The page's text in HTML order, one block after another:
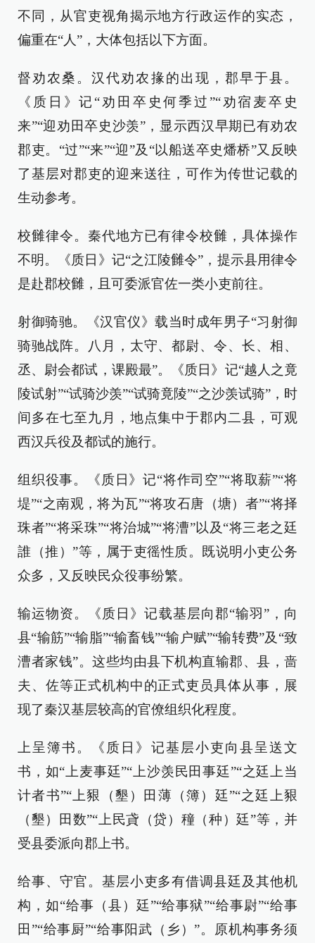
不同，从官吏视角揭示地方行政运作的实态，
偏重在“人”，大体包括以下方面。
督劝农桑。汉代劝农掾的出现，郡早于县。
《质日》记“劝田卒史何季过”“劝宿麦卒史
来”“迎劝田卒史沙羡”，显示西汉早期已有劝农
郡吏。“过”“来”“迎”及“以船送卒史燔桥”又反映
了基层对郡吏的迎来送往，可作为传世记载的
生动参考。
校雠律令。秦代地方已有律令校雠，具体操作
不明。《质日》记“之江陵雠令”，提示县用律令
是赴郡校雠，且可委派官佐一类小吏前往。
射御骑驰。《汉官仪》载当时成年男子“习射御
骑驰战阵。八月，太守、都尉、令、长、相、
丞、尉会都试，课殿最”。《质日》记“越人之竟
陵试射”“试骑沙羡”“试骑竟陵”“之沙羡试骑”，时
间多在七至九月，地点集中于郡内二县，可观
西汉兵役及都试的施行。
组织役事。《质日》记“将作司空”“将取薪”“将
堤”“之南观，将为瓦”“将攻石唐（塘）者”“将择
珠者”“将采珠”“将治城”“将漕”以及“将三老之廷
誰（推）”等，属于吏徭性质。既说明小吏公务
众多，又反映民众役事纷繁。
输运物资。《质日》记载基层向郡“输羽”，向
县“输筋”“输脂”“输畜钱”“输户赋”“输转费”及“致
漕者家钱”。这些均由县下机构直输郡、县，啬
夫、佐等正式机构中的正式吏员具体从事，展
现了秦汉基层较高的官僚组织化程度。
上呈簿书。《质日》记基层小吏向县呈送文
书，如“上麦事廷”“上沙羡民田事廷”“之廷上当
计者书”“上豤（墾）田薄（簿）廷”“之廷上豤
（墾）田数”“上民貣（贷）穜（种）廷”等，并
受县委派向郡上书。
给事、守官。基层小吏多有借调县廷及其他机
构，如“给事（县）廷”“给事狱”“给事尉”“给事
田”“给事厨”“给事阳武（乡）”。原机构事务须